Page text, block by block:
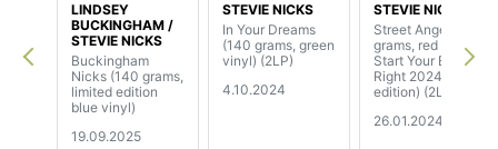
LINDSEY
BUCKINGHAM /
STEVIE NICKS
Buckingham
Nicks (140 grams,
limited edition
blue vinyl)
19.09.2025
STEVIE NICKS
In Your Dreams
(140 grams, green
vinyl) (2LP)
4.10.2024
STEVIE NICKS
Street Angel (140
grams, red vinyl,
Start Your Ear Off
Right 2024 limited
edition) (2LP)
26.01.2024